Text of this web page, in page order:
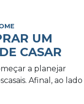
UM
CASAR
a planejar
Afinal, ao lado